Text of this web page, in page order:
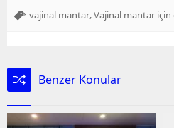
vajinal mantar Vajinal mantar
Benzer Konular